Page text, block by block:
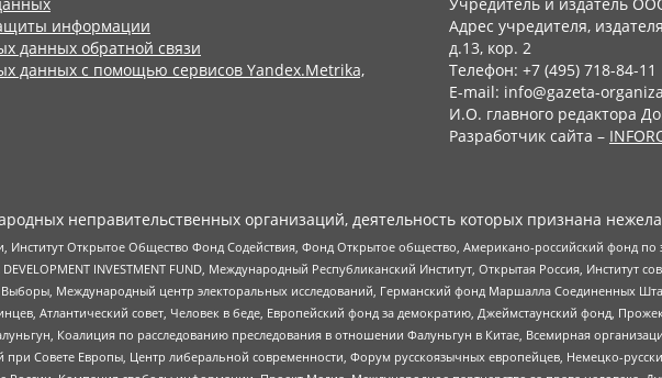
информации
данных обратной связи
данных с помощью сервисов Yandex.Metrika,
Адрес учредителя,
д.13, кор. 2
Телефон: +7 (495) 718-84-11
E-mail: info@gazeta-
И.О. главного редактора
Разработчик сайта –
неправительственных организаций, деятельность которых признана
Институт Открытое Общество Фонд Содействия, Фонд Открытое общество, Американо-российский фонд
INVESTMENT FUND, Международный Республиканский Институт, Открытая Россия, Институт
Международный центр электоральных исследований, Германский фонд Маршалла Соединенных
Атлантический совет, Человек в беде, Европейский фонд за демократию, Джеймстаунский фонд,
Коалиция по расследованию преследования в отношении Фалуньгун в Китае, Всемирная
при Совете Европы, Центр либеральной современности, Форум русскоязычных европейцев, Немецко-